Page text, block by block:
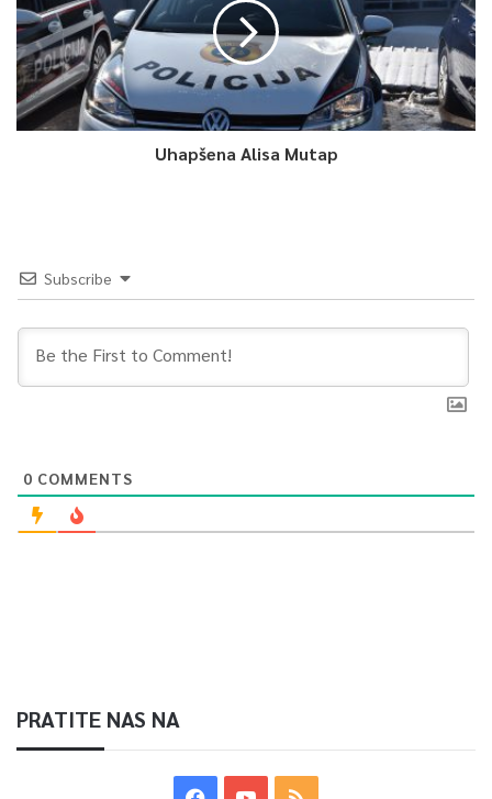
spomenikom BiH, donesena krajem 2020. godine – skoro
godinu dana nakon što je Centralna banka BiH izvršila kupovinu
i stekla pravo vlasništva nad predmetnom parcelom, koja pri
tome spomenutom Odlukom uopšte nije ni obuhvaćena – citat
je iz saopćenja.
također.
Prema daljnjim navodima, tu instituciju zabrinjava što se u
ovom projektu ne prepoznaje njen interes kao jedne od
najznačajnijih državnih institucija, a kršenja temeljnog prava na
Uhapšena Alisa Mutap
Subscribe
0 COMMENTS
PRATITE NAS NA